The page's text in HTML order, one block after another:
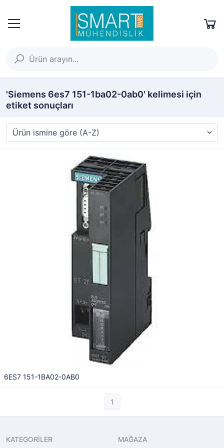
'Siemens 6es7 151-1ba02-0ab0' kelimesi için
etiket sonuçları
6ES7 151-1BA02-0AB0
1
KATEGORİLER MAĞAZA